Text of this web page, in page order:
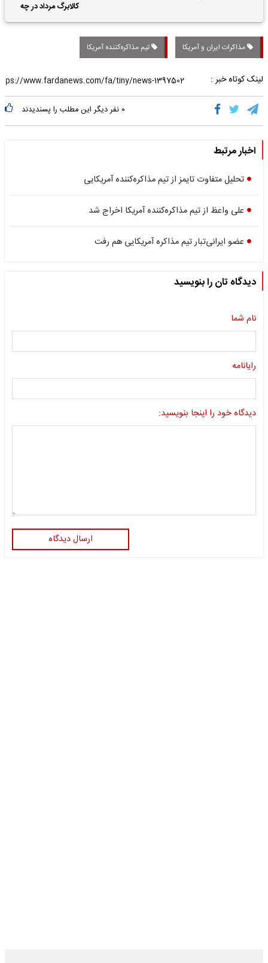
کالابرگ مرداد در چه
تاریخی واریز خواهد شد؟
مذاکرات ایران و آمریکا تیم مذاکره‌کننده آمریکا
لینک کوتاه خبر :
۰ نفر دیگر این مطلب را پسندیدند
اخبار مرتبط
تحلیل متفاوت تایمز از تیم مذاکره‌کننده آمریکایی
علی واعظ از تیم مذاکره‌کننده آمریکا اخراج شد
عضو ایرانی‌تبار تیم مذاکره آمریکایی هم رفت
دیدگاه تان را بنویسید
نام شما
رایانامه
دیدگاه خود را اینجا بنویسید:
ارسال دیدگاه